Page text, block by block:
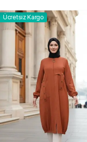
Ücretsiz Kargo